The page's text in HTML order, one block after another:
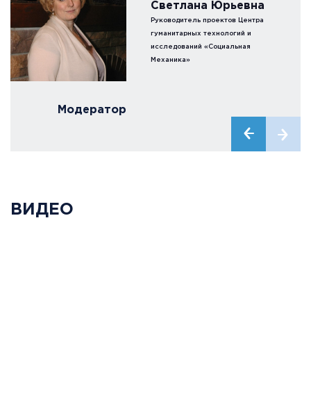
Модератор
Светлана Юрьевна
Руководитель проектов Центра
гуманитарных технологий и
исследований «Социальная
Механика»
ВИДЕО